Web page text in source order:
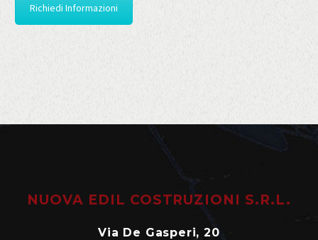
Richiedi Informazioni
NUOVA EDIL COSTRUZIONI S.R.L.
Via De Gasperi, 20